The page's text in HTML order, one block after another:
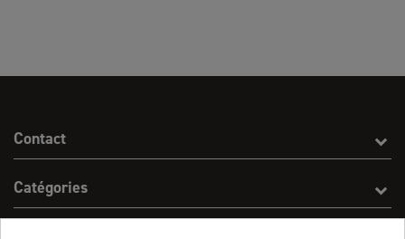
Contact
Catégories